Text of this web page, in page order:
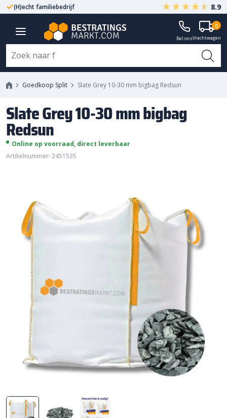
(H)echt familiebedrijf Gegarandeerd A-kwaliteit
8.9
Bel onsVrachtwagen
0
Goedkoop Split Slate Grey 10-30 mm bigbag Redsun
Slate Grey 10-30 mm bigbag
Redsun
Online op voorraad, direct leverbaar
Artikelnummer: 2451535
Slate Grey 10-30 mm bigbag
Redsun